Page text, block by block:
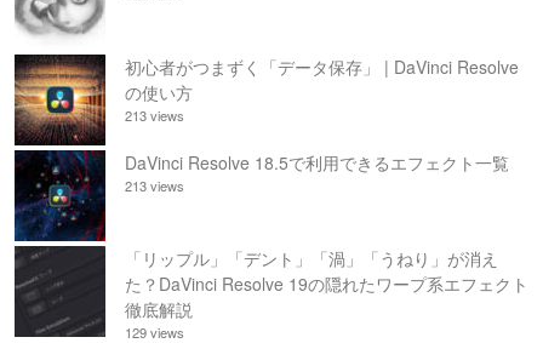
初心者がつまずく「データ保存」 | DaVinci Resolve
の使い方
213 views
DaVinci Resolve 18.5で利用できるエフェクト一覧
213 views
「リップル」「デント」「渦」「うねり」が消え
た？DaVinci Resolve 19の隠れたワープ系エフェクト
徹底解説
129 views